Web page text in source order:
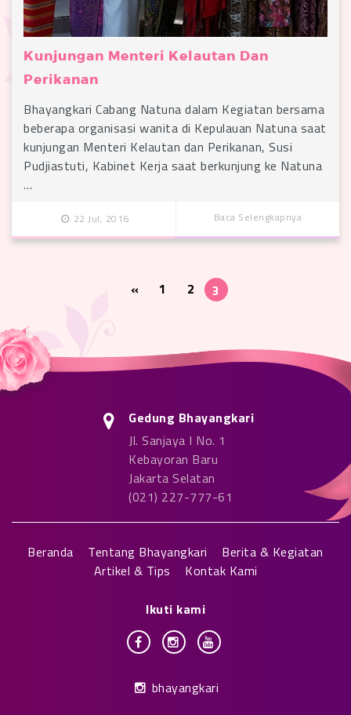
Kunjungan Menteri Kelautan Dan
Perikanan
Bhayangkari Cabang Natuna dalam Kegiatan bersama
beberapa organisasi wanita di Kepulauan Natuna saat
kunjungan Menteri Kelautan dan Perikanan, Susi
Pudjiastuti, Kabinet Kerja saat berkunjung ke Natuna
…
22 Jul, 2016 Baca Selengkapnya
« 1 2 3
Gedung Bhayangkari
Jl. Sanjaya I No. 1
Kebayoran Baru
Jakarta Selatan
(021) 227-777-61
Beranda Tentang Bhayangkari
Berita & Kegiatan
Artikel & Tips
Kontak Kami
bhayangkari
Ikuti kami